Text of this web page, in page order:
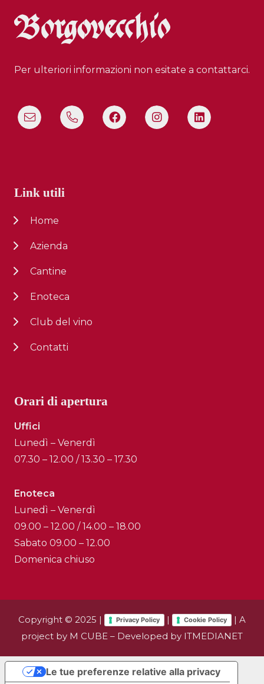
Per ulteriori informazioni non esitate a contattarci.
Link utili
Home
Azienda
Cantine
Enoteca
Club del vino
Contatti
Orari di apertura
Uffici
Lunedì – Venerdì
07.30 – 12.00 / 13.30 – 17.30
Enoteca
Lunedì – Venerdì
09.00 – 12.00 / 14.00 – 18.00
Sabato 09.00 – 12.00
Domenica chiuso
Copyright © 2025 | Privacy Policy | Cookie Policy
| A
project by M CUBE – Developed by ITMEDIANET
Le tue preferenze relative alla privacy